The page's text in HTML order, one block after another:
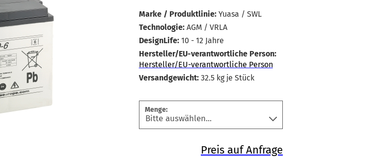
Marke / Produktlinie: Yuasa / SWL
Technologie: AGM / VRLA
DesignLife: 10 - 12 Jahre
Hersteller/EU-verantwortliche Person:
Hersteller/EU-verantwortliche Person
Versandgewicht: 32.5kg je Stück
Menge:
Preis auf Anfrage